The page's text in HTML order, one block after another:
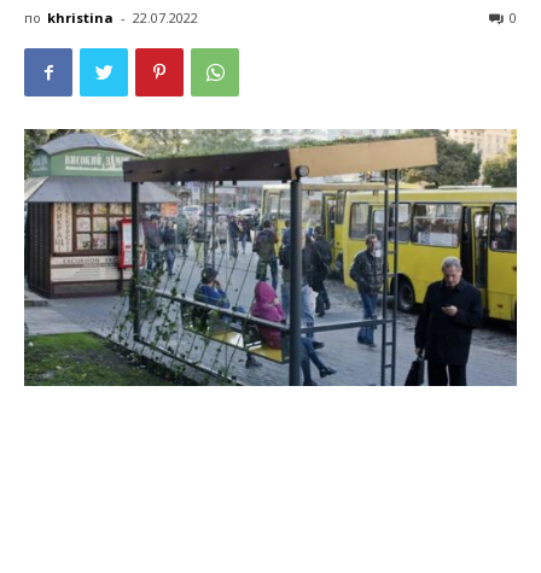
по khristina - 22.07.2022 0